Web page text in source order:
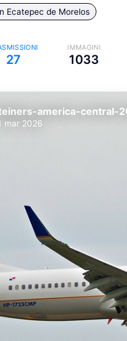
Ecatepec de Morelos
27
IMMAGINI
1033
america-central-
mar 2026